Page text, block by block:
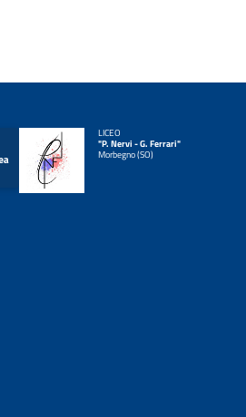
LICEO
"P. Nervi - G. Ferrari"
Morbegno (SO)